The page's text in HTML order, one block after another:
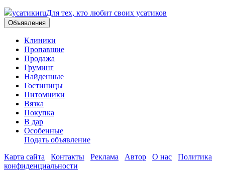
усатикиruДля тех, кто любит своих усатиков
Объявления
Клиники
Пропавшие
Продажа
Груминг
Найденные
Гостиницы
Питомники
Вязка
Покупка
В дар
Особенные
Подать объявление
Карта сайта
Контакты Реклама Автор О нас
Политика
конфиденциальности